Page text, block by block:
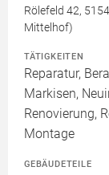
Rölefeld 42,
Mittelhof)
TÄTIGKEITEN
Reparatur,
Markisen,
Renovierung,
Montage
GEBÄUDETEILE